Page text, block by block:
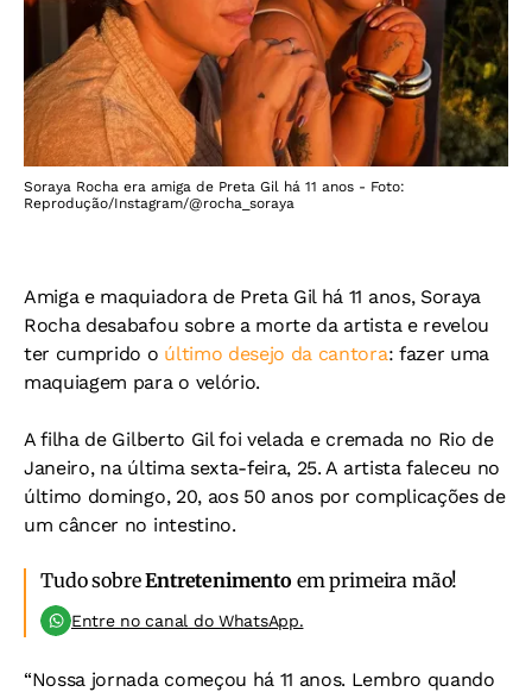
Soraya Rocha era amiga de Preta Gil há 11 anos - Foto:
Reprodução/Instagram/@rocha_soraya
Amiga e maquiadora de Preta Gil há 11 anos, Soraya
Rocha desabafou sobre a morte da artista e revelou
ter cumprido o último desejo da cantora: fazer uma
maquiagem para o velório.
A filha de Gilberto Gil foi velada e cremada no Rio de
Janeiro, na última sexta-feira, 25. A artista faleceu no
último domingo, 20, aos 50 anos por complicações de
um câncer no intestino.
Tudo sobreEntretenimento em primeira mão!
Entre no canal do WhatsApp.
“Nossa jornada começou há 11 anos. Lembro quando